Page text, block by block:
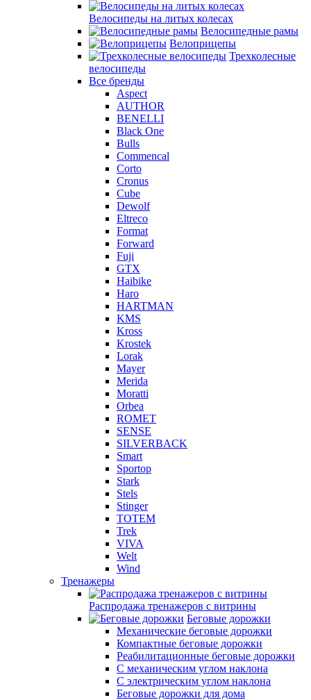
Велосипеды на литых колесах
Велосипедные рамы
Велоприцепы
Трехколесные
велосипеды
Все бренды
Aspect
AUTHOR
BENELLI
Black One
Bulls
Commencal
Corto
Cronus
Cube
Dewolf
Eltreco
Format
Forward
Fuji
GTX
Haibike
Haro
HARTMAN
KMS
Kross
Krostek
Lorak
Mayer
Merida
Moratti
Orbea
ROMET
SENSE
SILVERBACK
Smart
Sportop
Stark
Stels
Stinger
TOTEM
Trek
VIVA
Welt
Wind
Тренажеры
Распродажа тренажеров с витрины
Беговые дорожки
Механические беговые дорожки
Компактные беговые дорожки
Реабилитационные беговые дорожки
С механическим углом наклона
С электрическим углом наклона
Беговые дорожки для дома